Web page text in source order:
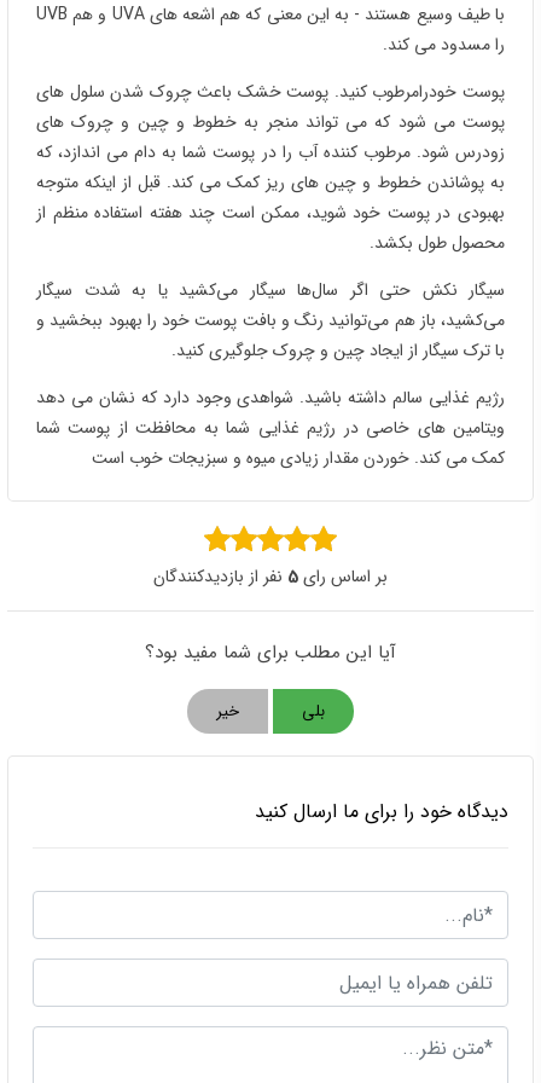
با طیف وسیع هستند - به این معنی که هم اشعه های UVA و هم UVB
را مسدود می کند.
پوست خودرامرطوب کنید. پوست خشک باعث چروک شدن سلول های
پوست می شود که می تواند منجر به خطوط و چین و چروک های
زودرس شود. مرطوب کننده آب را در پوست شما به دام می اندازد، که
به پوشاندن خطوط و چین های ریز کمک می کند. قبل از اینکه متوجه
بهبودی در پوست خود شوید، ممکن است چند هفته استفاده منظم از
محصول طول بکشد.
سیگار نکش حتی اگر سال‌ها سیگار می‌کشید یا به شدت سیگار
می‌کشید، باز هم می‌توانید رنگ و بافت پوست خود را بهبود ببخشید و
با ترک سیگار از ایجاد چین و چروک جلوگیری کنید.
رژیم غذایی سالم داشته باشید. شواهدی وجود دارد که نشان می دهد
ویتامین های خاصی در رژیم غذایی شما به محافظت از پوست شما
کمک می کند. خوردن مقدار زیادی میوه و سبزیجات خوب است
بر اساس رای5 نفر از بازدیدکنندگان
آیا این مطلب برای شما مفید بود؟
بلی خیر
دیدگاه خود را برای ما ارسال کنید